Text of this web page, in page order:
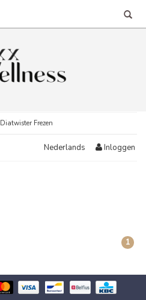
Diatwister Frezen
Nederlands Inloggen
1